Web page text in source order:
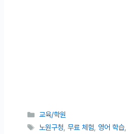
카테고리
교육/학원
태그
노원구청 ,무료 체험 영어 학습